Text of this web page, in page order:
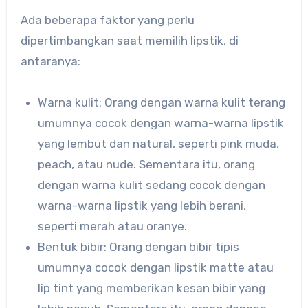
Ada beberapa faktor yang perlu
dipertimbangkan saat memilih lipstik, di
antaranya:
Warna kulit: Orang dengan warna kulit terang
umumnya cocok dengan warna-warna lipstik
yang lembut dan natural, seperti pink muda,
peach, atau nude. Sementara itu, orang
dengan warna kulit sedang cocok dengan
warna-warna lipstik yang lebih berani,
seperti merah atau oranye.
Bentuk bibir: Orang dengan bibir tipis
umumnya cocok dengan lipstik matte atau
lip tint yang memberikan kesan bibir yang